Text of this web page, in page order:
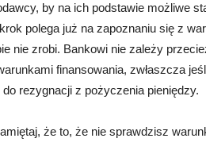
by na ich podstawie możliwe
polega już na zapoznaniu się z
nie zrobi. Bankowi nie zależy
finansowania, zwłaszcza
rezygnacji z pożyczenia pieniędzy.
że to, że nie sprawdzisz